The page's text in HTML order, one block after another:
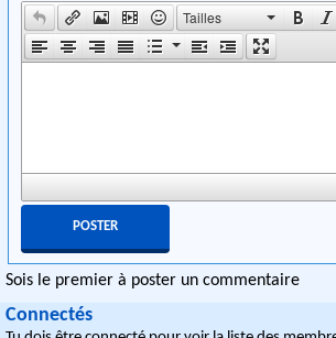
Tailles
Sois le premier à poster un commentaire
Connectés